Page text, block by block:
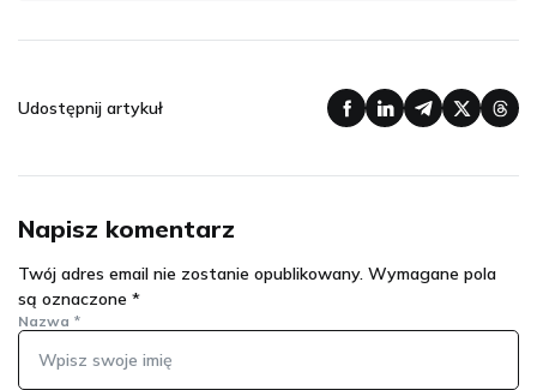
Udostępnij artykuł
Napisz komentarz
Twój adres email nie zostanie opublikowany. Wymagane pola
są oznaczone *
Nazwa *